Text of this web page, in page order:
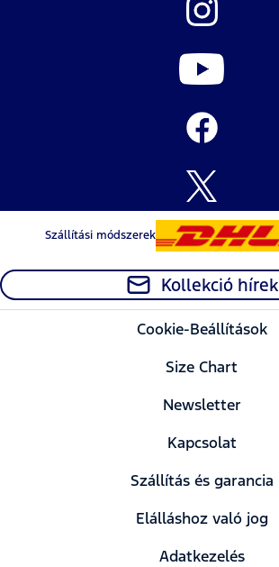
Szállítási módszerek
Kollekció hírek
Cookie-Beállítások
Size Chart
Newsletter
Kapcsolat
Szállítás és garancia
Elálláshoz való jog
Adatkezelés